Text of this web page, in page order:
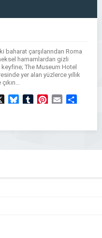
baharat çarşılarından Roma
hamamlardan gizli
The Museum Hotel
yer alan yüzlerce yıllık
BlueskyTumblrPinterest
Email